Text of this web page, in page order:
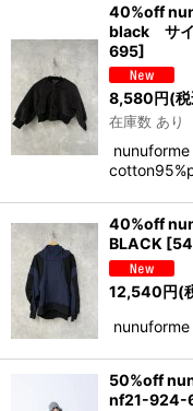
40%off
black サイ
695]
8,580円(
在庫数 あり
40%off
BLACK [
12,540円(
nunuforme
50%off
nf21-924-